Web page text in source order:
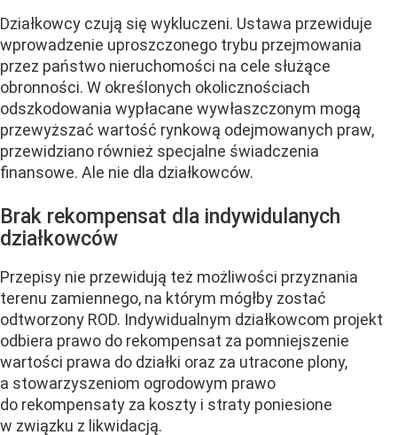
Działkowcy czują się wykluczeni. Ustawa przewiduje
wprowadzenie uproszczonego trybu przejmowania
przez państwo nieruchomości na cele służące
obronności. W określonych okolicznościach
odszkodowania wypłacane wywłaszczonym mogą
przewyższać wartość rynkową odejmowanych praw,
przewidziano również specjalne świadczenia
finansowe. Ale nie dla działkowców.
Brak rekompensat dla indywidulanych
działkowców
Przepisy nie przewidują też możliwości przyznania
terenu zamiennego, na którym mógłby zostać
odtworzony ROD. Indywidualnym działkowcom projekt
odbiera prawo do rekompensat za pomniejszenie
wartości prawa do działki oraz za utracone plony,
a stowarzyszeniom ogrodowym prawo
do rekompensaty za koszty i straty poniesione
w związku z likwidacją.